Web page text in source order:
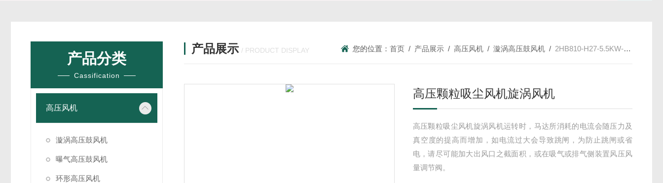
产品分类
Cassification
高压风机
漩涡高压鼓风机
曝气高压鼓风机
环形高压风机
产品展示 / PRODUCT DISPLAY 您的位置：首页 / 产品展示 /高压风机 /漩涡高压鼓风机 / 2HB810-H27-5.5KW-380V高压颗粒吸尘风机旋涡风机
高压颗粒吸尘风机旋涡风机
高压颗粒吸尘风机旋涡风机运转时，马达所消耗的电流会随压力及
真空度的提高而增加，如电流过大会导致跳闸，为防止跳闸或省
电，请尽可能加大出风口之截面积，或在吸气或排气侧装置风压风
量调节阀。